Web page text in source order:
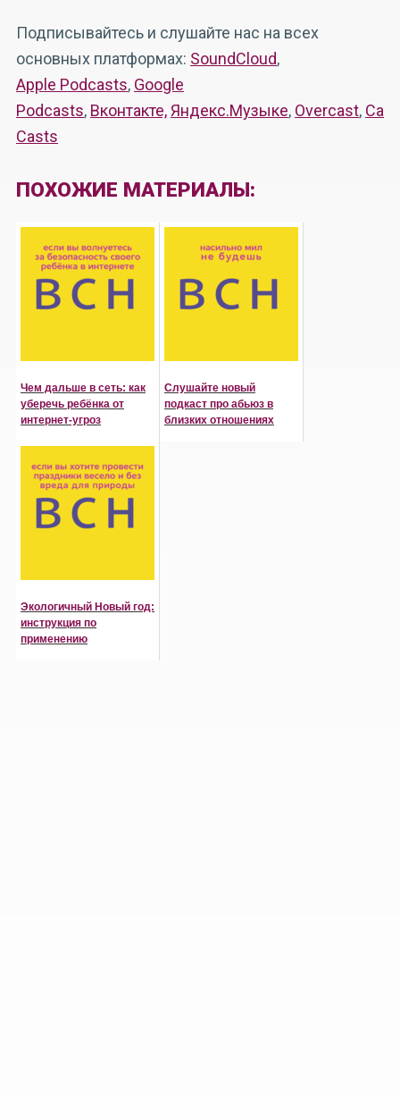
Подписывайтесь и слушайте нас на всех
основных платформах: SoundCloud,
Apple Podcasts, Google
Podcasts, Вконтакте, Яндекс.Музыке, Overcast,
Casts
ПОХОЖИЕ МАТЕРИАЛЫ:
Чем дальше в сеть: как
уберечь ребёнка от
интернет-угроз
Слушайте новый
подкаст про абьюз в
близких отношениях
Экологичный Новый год:
инструкция по
применению